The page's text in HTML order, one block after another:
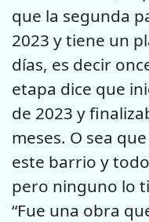
que la segunda
2023 y tiene un
días, es decir
etapa dice que
de 2023 y
meses. O sea
este barrio y
pero ninguno lo
“Fue una obra